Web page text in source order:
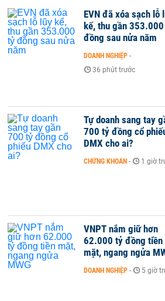
EVN đã xóa sạch lỗ
kế, thu gần
đồng sau nửa năm
DOANH NGHIỆP -
36 phút trước
Tự doanh sang tay
700 tỷ đồng cổ
DMX cho ai?
CHỨNG KHOÁN - 1 giờ
VNPT nắm giữ hơn
62.000 tỷ đồng tiền
mặt, ngang ngửa
DOANH NGHIỆP - 5 giờ